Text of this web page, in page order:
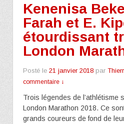
Kenenisa
Farah et E.
étourdissant
London
Posté le 21 janvier 2018 par
commentaire ↓
Trois légendes de l’athlétisme
London Marathon 2018. Ce
grands coureurs de fond de